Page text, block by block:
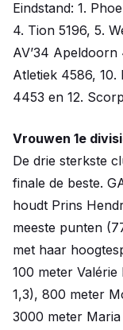
Eindstand: 1.
4. Tion 5196, 5.
AV’34
Atletiek 4586, 10.
4453 en 12.
Vrouwen 1e
De drie sterkste
finale de beste.
houdt Prins
meeste punten
met haar
100 meter
1,3), 800 meter
3000 meter